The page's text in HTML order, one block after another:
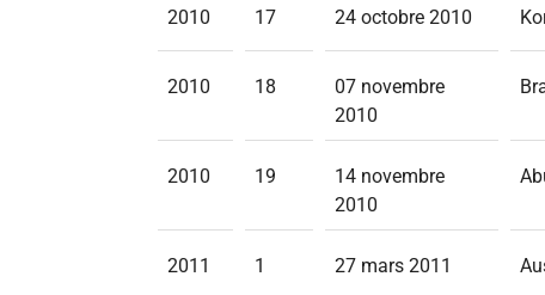
2010 17 24 octobre 2010
2010 18
07 novembre
2010
2010 19
14 novembre
2010
2011 1 27 mars 2011